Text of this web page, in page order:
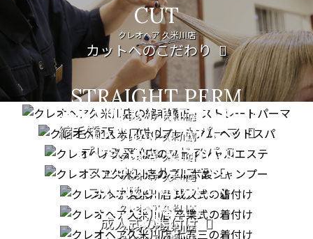
CUT
クレオヘア 久米川店
カットへのこだわり
STRAIGHT PERM
クレオヘア 久米川店
縮毛矯正・ストレートパーマ
PREMIUM HEAD SPA
クレオヘア 久米川店
プレミアムヘッドスパ
FACIAL CARE
クレオヘア 久米川店
フェイシャルエステ
PATORA SERIES
クレオヘア 久米川店
フルボ酸シャンプー
COMING OF AGE
CEREMONY
クレオヘア 久米川店
成人式の着付け
GRADUATION
CEREMONY
クレオヘア 久米川店
753